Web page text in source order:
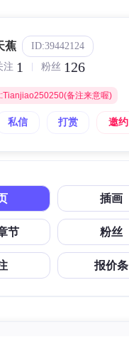
蕉
ID:39442124
注 1 粉丝 126
备注来意喔)
私信 打赏 邀约
插画
节 粉丝
报价条